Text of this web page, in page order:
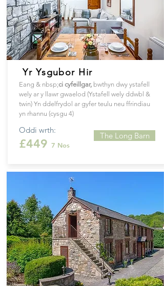
Yr Ysgubor Hir
Eang & nbsp;ci cyfeillgar, bwthyn dwy ystafell
wely ar y llawr gwaelod (Ystafell wely ddwbl &
twin) Yn ddelfrydol ar gyfer teulu neu ffrindiau
yn rhannu (cysgu 4)
Oddi wrth:
£449 7 Nos
The Long Barn